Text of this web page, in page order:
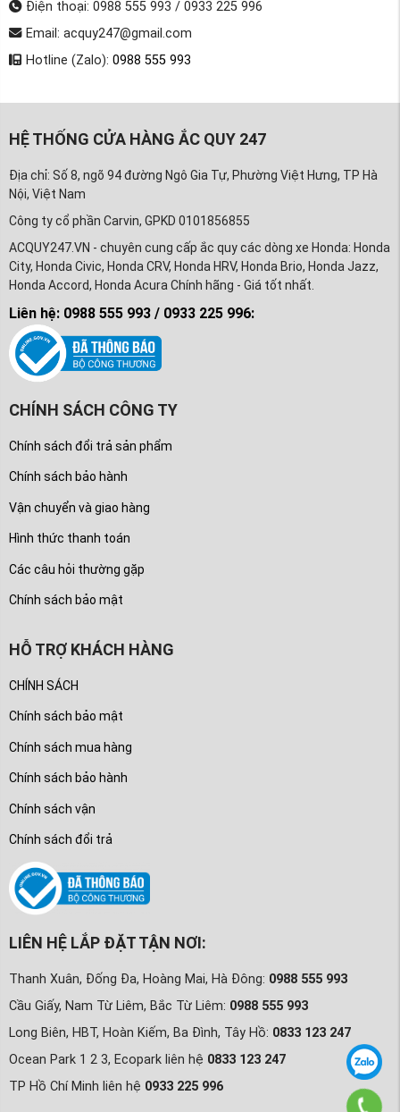
Điện thoại: 0988 555 993 / 0933 225 996
Email: acquy247@gmail.com
Hotline (Zalo): 0988 555 993
HỆ THỐNG CỬA HÀNG ẮC QUY 247
Địa chỉ: Số 8, ngõ 94 đường Ngô Gia Tự, Phường Việt Hưng, TP Hà
Nội, Việt Nam
Công ty cổ phần Carvin, GPKD 0101856855
ACQUY247.VN - chuyên cung cấp ắc quy các dòng xe Honda: Honda
City, Honda Civic, Honda CRV, Honda HRV, Honda Brio, Honda Jazz,
Honda Accord, Honda Acura Chính hãng - Giá tốt nhất.
Liên hệ: 0988 555 993 / 0933 225 996:
CHÍNH SÁCH CÔNG TY
Chính sách đổi trả sản phẩm
Chính sách bảo hành
Vận chuyển và giao hàng
Hình thức thanh toán
Các câu hỏi thường gặp
Chính sách bảo mật
HỖ TRỢ KHÁCH HÀNG
CHÍNH SÁCH
Chính sách bảo mật
Chính sách mua hàng
Chính sách bảo hành
Chính sách vận
Chính sách đổi trả
LIÊN HỆ LẮP ĐẶT TẬN NƠI:
Thanh Xuân, Đống Đa, Hoàng Mai, Hà Đông: 0988 555 993
Cầu Giấy, Nam Từ Liêm, Bắc Từ Liêm: 0988 555 993
Long Biên, HBT, Hoàn Kiếm, Ba Đình, Tây Hồ: 0833 123 247
Ocean Park 1 2 3, Ecopark liên hệ 0833 123 247
TP Hồ Chí Minh liên hệ 0933 225 996